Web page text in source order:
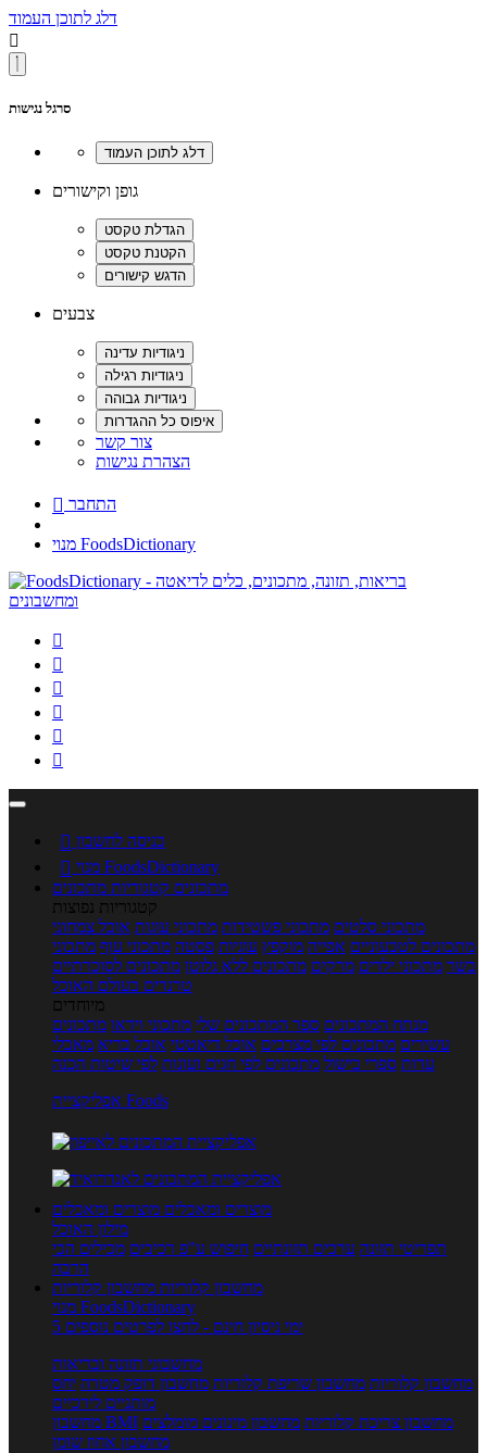
דלג לתוכן העמוד

סרגל נגישות
גופן וקישורים
צבעים
צור קשר
הצהרת נגישות
 התחבר
מנוי FoodsDictionary






 כניסה לחשבון

מנוי FoodsDictionary
מתכונים קטגוריות מתכונים
קטגוריות נפוצות
מתכוני סלטים מתכוני פשטידות מתכוני עוגות אוכל צמחוני
מתכונים לטבעוניים אפייה מוקפץ עוגיות פסטה מתכוני עוף מתכוני
בשר מתכוני ילדים מרקים מתכונים ללא גלוטן מתכונים לסוכרתיים
טרנדים בעולם האוכל
מיוחדים
מנתח המתכונים ספר המתכונים שלי מתכוני וידאו מתכונים
עשירים מתכונים לפי מצרכים אוכל דיאטטי אוכל בריא מאכלי
עדות ספרי בישול מתכונים לפי חגים ועונות לפי שיטות הכנה
אפליקציית Foods
מוצרים ומאכלים מוצרים ומאכלים
מילון האוכל
תפריטי תזונה ערכים תזונתיים חיפוש ע"פ רכיבים מכילים הכי
הרבה
מחשבון קלוריות מחשבון קלוריות
מנוי FoodsDictionary
5 ימי ניסיון חינם - לחצו לפרטים נוספים
מחשבוני תזונה ובריאות
מחשבון קלוריות מחשבון שריפת קלוריות מחשבון דופק מטרה יחס
מותניים לירכיים
מחשבון BMI
מחשבון צריכת קלוריות מחשבון מינונים מומלצים
מחשבון אחוז שומן